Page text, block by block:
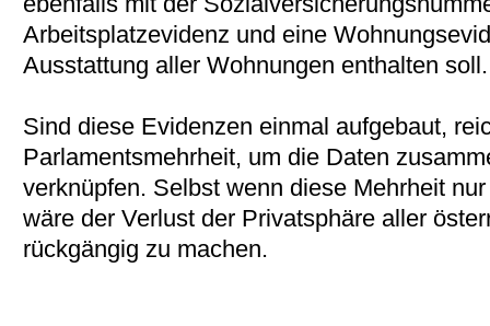
Arbeitsplatzevidenz und eine
Ausstattung aller Wohnungen enthalten soll.
Sind diese Evidenzen einmal aufgebaut,
Parlamentsmehrheit, um die Daten
verknüpfen. Selbst wenn diese Mehrheit
wäre der Verlust der Privatsphäre aller
rückgängig zu machen.